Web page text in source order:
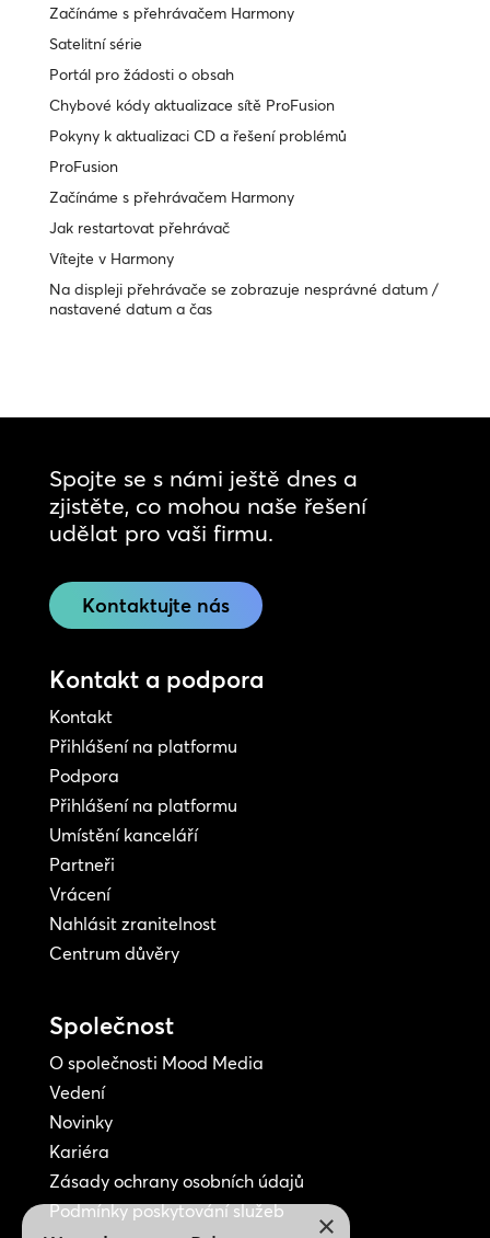
Začínáme s přehrávačem Harmony
Satelitní série
Portál pro žádosti o obsah
Chybové kódy aktualizace sítě ProFusion
Pokyny k aktualizaci CD a řešení problémů
ProFusion
Začínáme s přehrávačem Harmony
Jak restartovat přehrávač
Vítejte v Harmony
Na displeji přehrávače se zobrazuje nesprávné datum /
nastavené datum a čas
Spojte se s námi ještě dnes a
zjistěte, co mohou naše řešení
udělat pro vaši firmu.
Kontaktujte nás
Kontakt a podpora
Kontakt
Přihlášení na platformu
Podpora
Přihlášení na platformu
Umístění kanceláří
Partneři
Vrácení
Nahlásit zranitelnost
Centrum důvěry
Společnost
O společnosti Mood Media
Vedení
Novinky
Kariéra
Zásady ochrany osobních údajů
Podmínky poskytování služeb